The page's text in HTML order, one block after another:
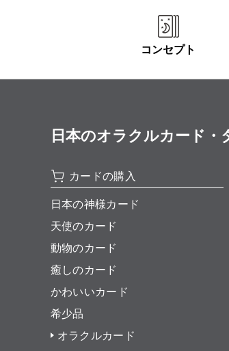
コンセプト
日本のオラクルカード・
カードの購入
日本の神様カード
天使のカード
動物のカード
癒しのカード
かわいいカード
希少品
オラクルカード